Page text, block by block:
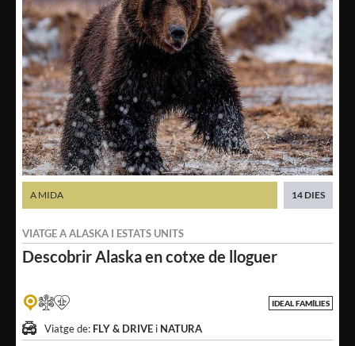
DescobrirAlaska en cotxe de lloguer
VIATGE AALASKA I ESTATS UNITS
A MIDA 14 DIES
IDEAL FAMÍLIES
Viatge de: FLY & DRIVE i NATURA